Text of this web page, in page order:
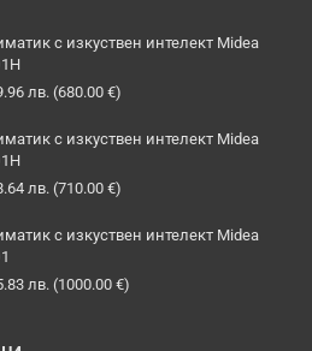
с изкуствен интелект Midea
лв..
лв. Текущата
е:
(680.00 €)
с изкуствен интелект Midea
лв..
лв. Текущата
е:
(710.00 €)
с изкуствен интелект Midea
лв. Текущата
(1000.00 €)